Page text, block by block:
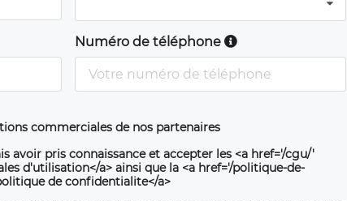
Numéro de téléphone
commerciales de nos partenaires
avoir pris connaissance et accepter les <a href='/cgu/'
d'utilisation</a> ainsi que la <a href='/politique-de-
de confidentialite</a>